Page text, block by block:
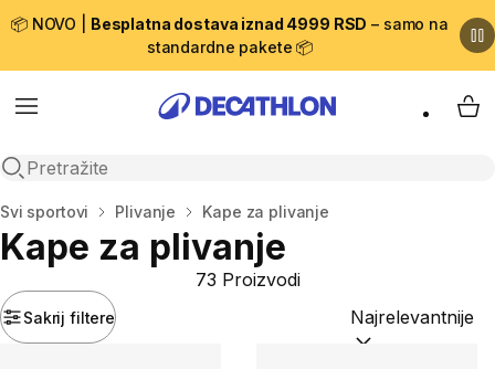
📦 NOVO | Besplatna dostava iznad 4999 RSD – samo na
standardne pakete 📦
Menu
Open search
My
Početna stranica
Svi sportovi Plivanje Kape za plivanje
Kape za plivanje
Sakrij filtere
73 Proizvodi
Sortiraj po: